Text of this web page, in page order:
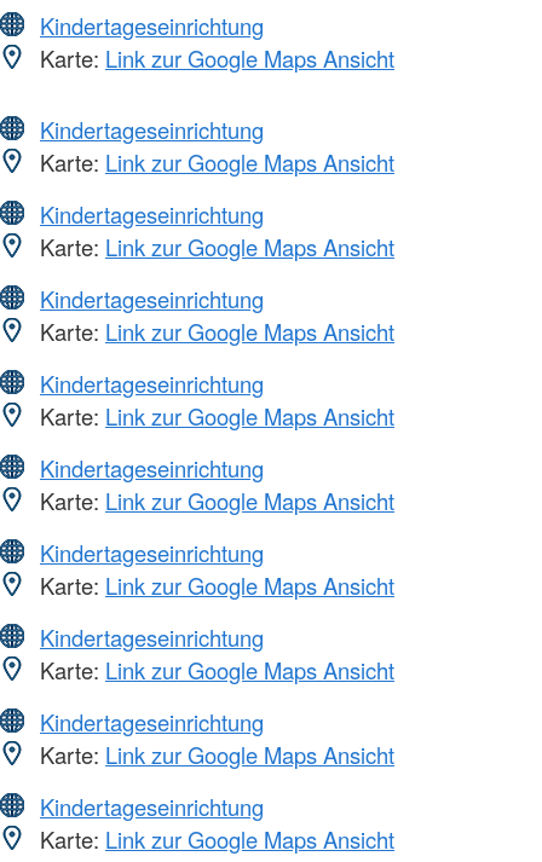
Kindertageseinrichtung
Karte: Link zur Google Maps Ansicht
Kindertageseinrichtung
Karte: Link zur Google Maps Ansicht
Kindertageseinrichtung
Karte: Link zur Google Maps Ansicht
Kindertageseinrichtung
Karte: Link zur Google Maps Ansicht
Kindertageseinrichtung
Karte: Link zur Google Maps Ansicht
Kindertageseinrichtung
Karte: Link zur Google Maps Ansicht
Kindertageseinrichtung
Karte: Link zur Google Maps Ansicht
Kindertageseinrichtung
Karte: Link zur Google Maps Ansicht
Kindertageseinrichtung
Karte: Link zur Google Maps Ansicht
Kindertageseinrichtung
Karte: Link zur Google Maps Ansicht